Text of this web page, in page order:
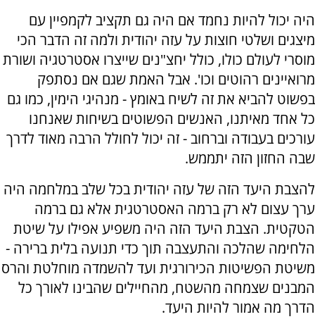
היה יכול להיות נחמד אם היה גם תקציב לקמפיין עם
מיצגים ושלטי חוצות על עזה יהודית ולמה זה הדבר הכי
מוסרי לעולם כולו, כולל יחצ"נים שייצרו אסטרטגיה ושורת
מרואיינים רהוטים וכו'. אבל האמת שגם אם נסתפק
בפשוט להביא את זה לשיח באומץ - מנהיגי הימין, כמו גם
כל אחד מאיתנו, האנשים הפשוטים בשיחות שאנחנו
עורכים בעבודה וברחוב - זה יכול לחולל הרבה מאוד לדרך
שבה החזון הזה יתממש.
להצבת היעד הזה של עזה יהודית בכל שלב במלחמה היה
ערך עצום לא רק ברמה האסטרטגית אלא גם ברמה
הטקטית. הצבת היעד הזה היה משפיע אפילו על שיטת
הלחימה שהלכה והתעצבה תוך כדי תנועה בלית ברירה -
משיטת הפשיטות הכירורגית ועד להשמדה מוחלטת והרס
המבנים שצמחה מהשטח, מהחיילים שהבינו לאורך כל
הדרך מה אמור להיות היעד.